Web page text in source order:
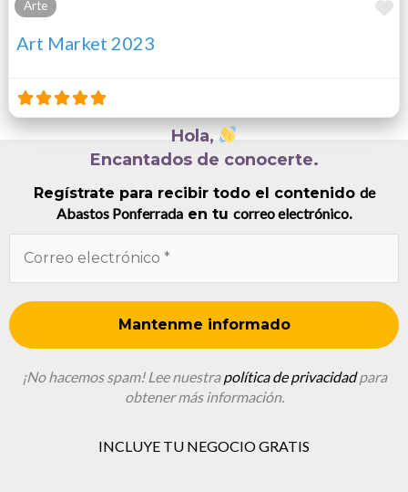
Arte
Art Market 2023
Hola,
Encantados de conocerte.
Regístrate para recibir todo el contenido de
Abastos Ponferradaen tu correo electrónico.
¡No hacemos spam! Lee nuestrapolítica de privacidadpara
obtener más información.
INCLUYE TU NEGOCIO GRATIS